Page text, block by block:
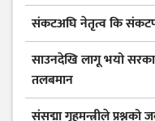
संकटअघि नेतृत्व कि
साउनदेखि लागू भयो
तलबमान